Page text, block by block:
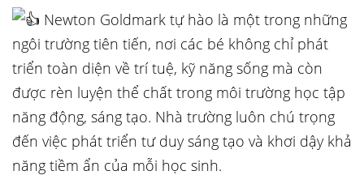
Newton Goldmark tự hào là một trong những
ngôi trường tiên tiến, nơi các bé không chỉ phát
triển toàn diện về trí tuệ, kỹ năng sống mà còn
được rèn luyện thể chất trong môi trường học tập
năng động, sáng tạo. Nhà trường luôn chú trọng
đến việc phát triển tư duy sáng tạo và khơi dậy khả
năng tiềm ẩn của mỗi học sinh.